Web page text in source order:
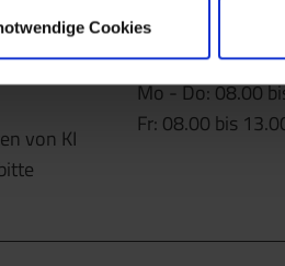
Cookies
von KI
Öffnungszeiten
Mo - Do: 08.00
Fr: 08.00 bis